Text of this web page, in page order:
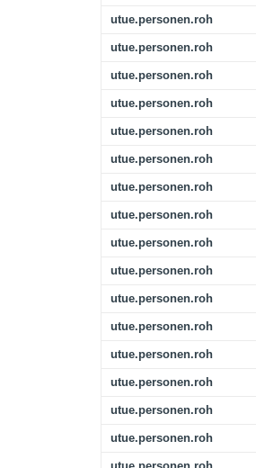
utue.personen.roh
utue.personen.roh
utue.personen.roh
utue.personen.roh
utue.personen.roh
utue.personen.roh
utue.personen.roh
utue.personen.roh
utue.personen.roh
utue.personen.roh
utue.personen.roh
utue.personen.roh
utue.personen.roh
utue.personen.roh
utue.personen.roh
utue.personen.roh